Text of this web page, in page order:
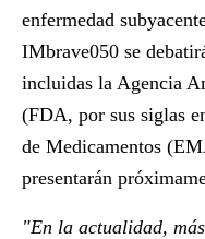
enfermedad
IMbrave050 se
incluidas la Agencia
(FDA, por sus siglas
de Medicamentos
presentarán
"En la actualidad,